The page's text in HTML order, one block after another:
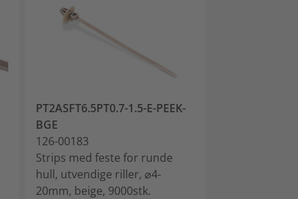
PT2ASFT6.5PT0.7-1.5-E-PEEK-
BGE
126-00183
Strips med feste for runde
hull, utvendige riller, ⌀4-
20mm, beige, 9000stk.